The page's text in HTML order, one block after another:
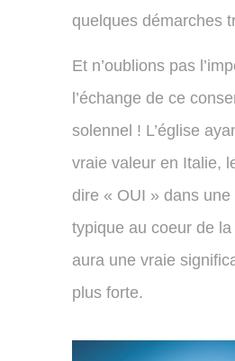
quelques démarches
Et n’oublions pas
l’échange de ce
solennel ! L’église
vraie valeur en Italie,
dire « OUI » dans une
typique au coeur de
aura une vraie
plus forte.